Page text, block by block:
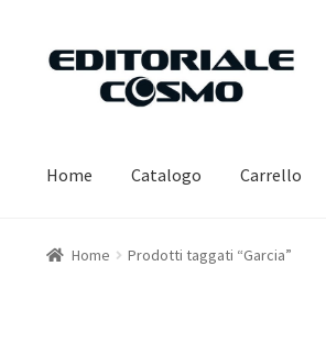
Vai
navigazione
Vai
Home Catalogo Carrello
Home Prodotti taggati “Garcia”